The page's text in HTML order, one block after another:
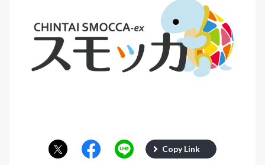
Copy Link